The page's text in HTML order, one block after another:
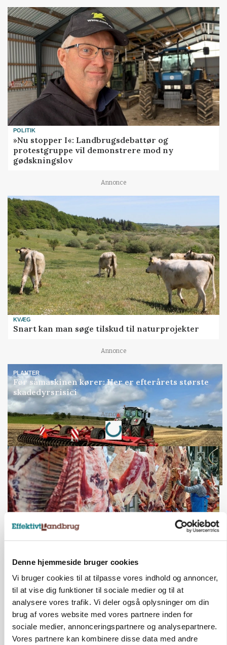
Denne hjemmeside bruger cookies
Vi bruger cookies til at tilpasse vores indhold og annoncer,
til at vise dig funktioner til sociale medier og til at
analysere vores trafik. Vi deler også oplysninger om din
brug af vores website med vores partnere inden for
sociale medier, annonceringspartnere og analysepartnere.
Vores partnere kan kombinere disse data med andre
POLITIK
»Nu stopper I«: Landbrugsdebattør og
protestgruppe vil demonstrere mod ny
gødskningslov
Annonce
KVÆG
Snart kan man søge tilskud til naturprojekter
Annonce
PLANTER
Før såmaskinen kører: Her er efterårets største
skadedyrsrisici
Annonce
Loading...
Uændret notering: Spæde lyspunkter i fortsat
presset marked for oksekød